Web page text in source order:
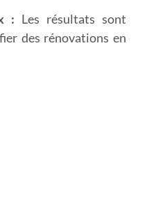
: Les résultats sont
des rénovations en